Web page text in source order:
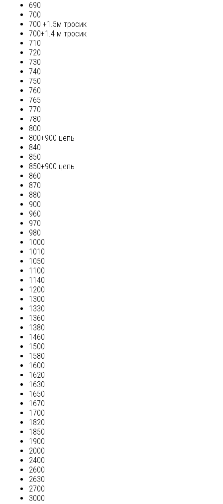
690
700
700 +1.5м тросик
700+1.4 м тросик
710
720
730
740
750
760
765
770
780
800
800+900 цепь
840
850
850+900 цепь
860
870
880
900
960
970
980
1000
1010
1050
1100
1140
1200
1300
1330
1360
1380
1460
1500
1580
1600
1620
1630
1650
1670
1700
1820
1850
1900
2000
2400
2600
2630
2700
3000